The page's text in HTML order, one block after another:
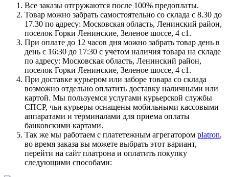
Все заказы отгружаются после 100% предоплаты.
Товар можно забрать самостоятельно со склада с 8.30 до
17.30 по адресу: Московская область, Ленинский район,
поселок Горки Ленинские, Зеленое шоссе, 4 с1.
При оплате до 12 часов дня можно забрать товар день в
день с 16:30 до 17:30 с учетом наличия товара на складе
по адресу: Московская область, Ленинский район,
поселок Горки Ленинские, Зеленое шоссе, 4 с1.
При доставке курьером или заборе товара со склада
возможно отдельно оплатить доставку наличными или
картой. Мы пользуемся услугами курьерской службы
СПСР, чьи курьеры оснащены мобильными кассовыми
аппаратами и терминалами для приема оплаты
банковскими картами.
Так же мы работаем с платетежным агрегатором platron,
во время заказа вы можете выбрать этот вариант,
перейти на сайт платрона и оплатить покупку
следующими способами: